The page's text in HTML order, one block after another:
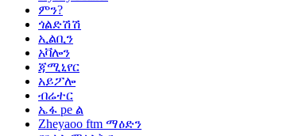
ምን?
ጎልድሽሽ
ኢልቢን
አቫሎን
ጃሚኒየር
አይፖሎ
ብሬተር
ኤፋ pe ል
Zheyaoo ftm ማዕድን